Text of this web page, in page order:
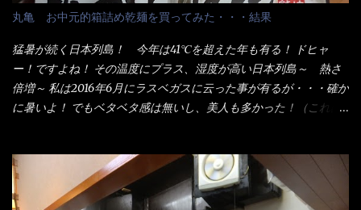
配慮でもある。 11:20 店内に入り・・・『釜揚げうどん得を湯ナ
シで！』と注文したら、近場にいたオッサン店員はキョトンとし
た顔『湯なし？』（これだ全く理解していないな） すると茹で方
の若い女性店員が『いい！いい！！』とオッサンを向こうへやっ
た。 でサッサと、木桶を用意してうどんだけ入れて出して来まし
た。 な～るほど、この事か・・・ で今日の2021年後半1回目のサ
＞サイズを食べられるか？である。 前回も、大しか食べていない
からね、得がどれくらいの満腹度になるのか？ この得サイズの木
桶は、銭湯で使う洗い桶サイズだなぁ～ この木桶サイズに、満々
丸亀 お中元的箱詰め乾麺を買ってみた・・・結果
猛暑が続く日本列島！ 今年は41℃を超えた年も有る！ ドヒャ
ー！ですよね！ その温度にプラス、湿度が高い日本列島～ 熱さ
倍増～ 私は2016年6月にラスベガスに云った事が有るが・・・確か
に暑いよ！ でもベタベタ感は無いし、美人も多かった！（これは
中元は、丁度お盆の夏場に日頃お世話になっている方への＜ご挨
拶＞としての贈り物の習慣です。 今では、大分廃れてしまってい
るかと・・・小生もお中元やお歳暮など送った事は無い！（キッ